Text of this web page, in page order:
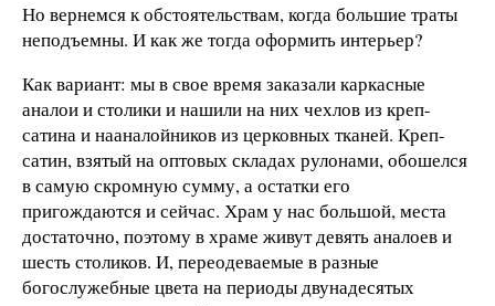
Но вернемся к обстоятельствам, когда большие траты
неподъемны. И как же тогда оформить интерьер?
Как вариант: мы в свое время заказали каркасные
аналои и столики и нашили на них чехлов из креп-
сатина и нааналойников из церковных тканей. Креп-
сатин, взятый на оптовых складах рулонами, обошелся
в самую скромную сумму, а остатки его
пригождаются и сейчас. Храм у нас большой, места
достаточно, поэтому в храме живут девять аналоев и
шесть столиков. И, переодеваемые в разные
богослужебные цвета на периоды двунадесятых